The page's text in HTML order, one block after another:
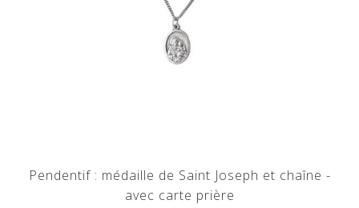
Pendentif : médaille de Saint Joseph et chaîne -
avec carte prière